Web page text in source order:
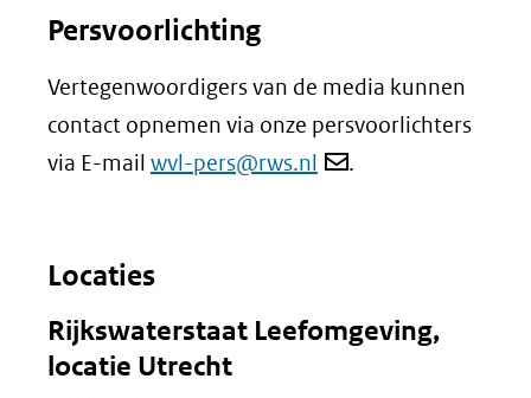
website)
(verwijst
naar
een
andere
Persvoorlichting
Vertegenwoordigers van de media kunnen
contact opnemen via onze persvoorlichters
via E-mail wvl-pers@rws.nl .
Locaties
Rijkswaterstaat Leefomgeving,
locatie Utrecht